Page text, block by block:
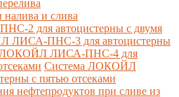
налива и слива
2 для автоцистерны с двумя
ЛИСА-ПНС-3 для автоцистерны
ЛОКОЙЛ ЛИСА-ПНС-4 для
Система ЛОКОЙЛ
с пятью отсеками
нефтепродуктов при сливе из